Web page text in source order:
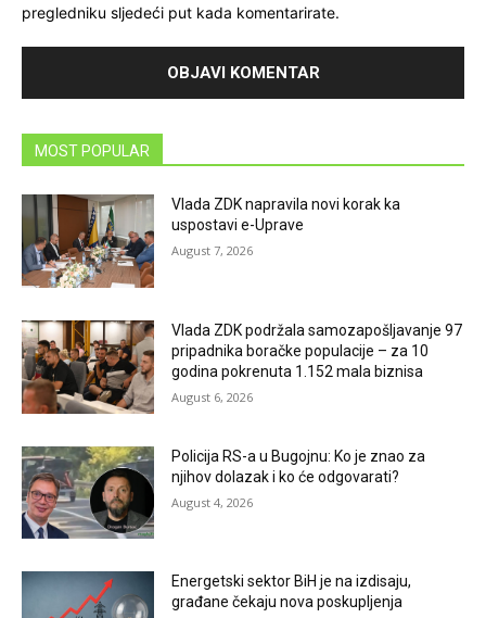
pregledniku sljedeći put kada komentarirate.
MOST POPULAR
Vlada ZDK napravila novi korak ka
uspostavi e-Uprave
August 7, 2026
Vlada ZDK podržala samozapošljavanje 97
pripadnika boračke populacije – za 10
godina pokrenuta 1.152 mala biznisa
August 6, 2026
Policija RS-a u Bugojnu: Ko je znao za
njihov dolazak i ko će odgovarati?
August 4, 2026
Energetski sektor BiH je na izdisaju,
građane čekaju nova poskupljenja